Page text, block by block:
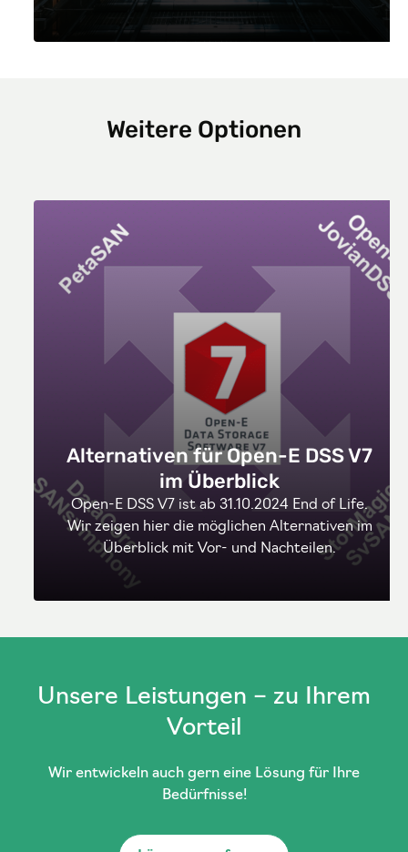
Weitere Optionen
Alternativen für Open-E DSS V7
im Überblick
Open-E DSS V7 ist ab 31.10.2024 End of Life.
Wir zeigen hier die möglichen Alternativen im
Überblick mit Vor- und Nachteilen.
Unsere Leistungen – zu Ihrem
Vorteil
Wir entwickeln auch gern eine Lösung für Ihre
Bedürfnisse!